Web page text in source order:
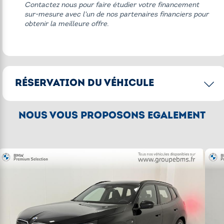
Pack Innovation
Pack M Sport Pro
Shadow Line M brillant
Sièges avant et arrière chauffants
Sièges avant ventilés
Toit panoramique en verre
Autres équipements
Contactez nous pour faire étudier votre financement
sur-mesure avec l'un de nos partenaires financiers pour
obtenir la meilleure offre.
RÉSERVATION DU VÉHICULE
CONFIRMER LA RÉSERVATION
vous pour finaliser votre commande.
NOUS VOUS PROPOSONS ÉGALEMENT